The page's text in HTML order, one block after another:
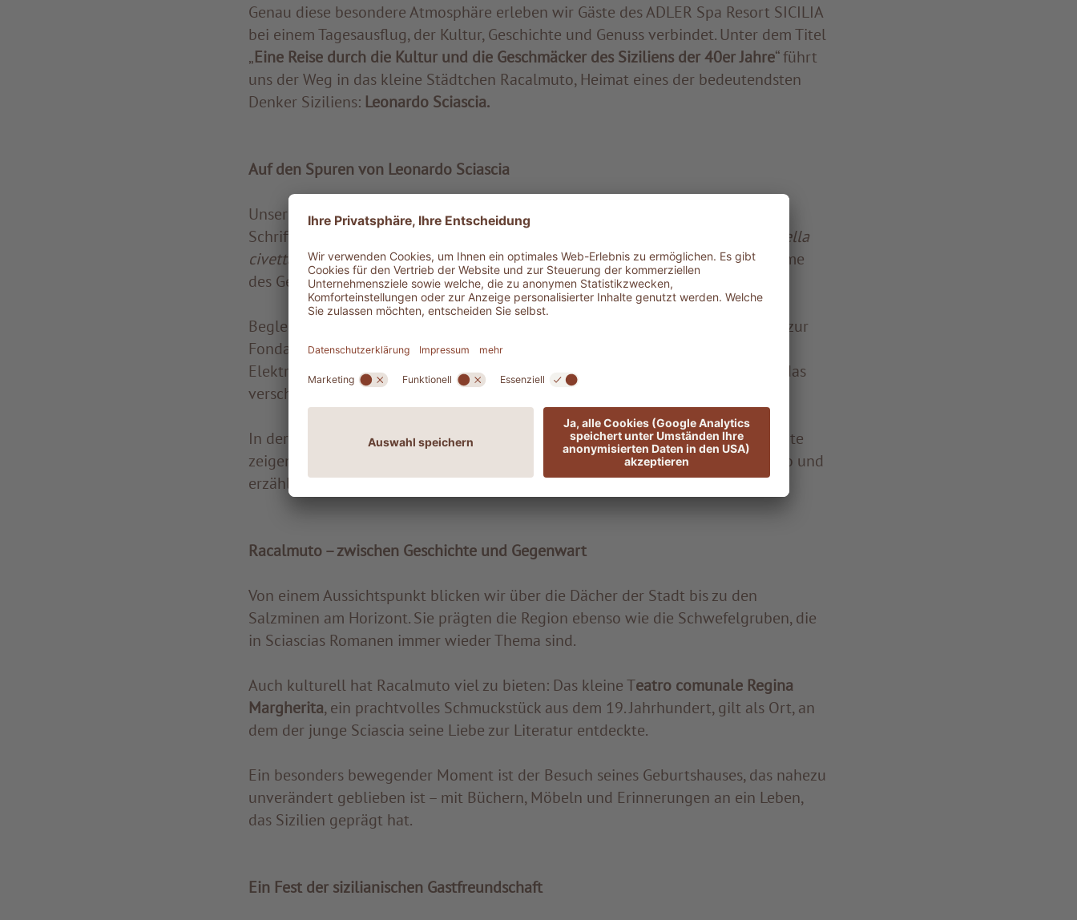
Genau diese besondere Atmosphäre erleben wir Gäste des ADLER Spa Resort SICILIA
bei einem Tagesausflug, der Kultur, Geschichte und Genuss verbindet. Unter dem Titel
„Eine Reise durch die Kultur und die Geschmäcker des Siziliens der 40er Jahre“ führt
uns der Weg in das kleine Städtchen Racalmuto, Heimat eines der bedeutendsten
Denker Siziliens: Leonardo Sciascia.
Auf den Spuren von Leonardo Sciascia
Unser Treffpunkt ist ein Denkmal aus Marmorbüchern, das an den berühmten
Schriftsteller erinnert. Sciascia wurde mit seinem Anti-Mafia-Roman
Il giorno della
civetta
weit über Italien hinaus bekannt. Seine Werke gelten bis heute als Stimme
des Gewissens und wurden in zahlreiche Sprachen übersetzt.
Begleitet werden wir von Salvatore, von allen liebevoll „Totò“ genannt, der uns zur
Fondazione Leonardo Sciascia führt. Sie befindet sich in einem ehemaligen
Elektrizitätswerk – ein symbolischer Ort, denn man sagt, Sciascia habe Licht in das
verschlafene Racalmuto gebracht.
In der Ausstellung begegnen wir seinem geistigen Umfeld: Briefe und Dokumente
zeigen den Austausch mit großen Intellektuellen wie Pasolini oder Italo Calvino und
erzählen von Politik, Macht und der sizilianischen Nachkriegszeit.
Racalmuto – zwischen Geschichte und Gegenwart
Von einem Aussichtspunkt blicken wir über die Dächer der Stadt bis zu den
Salzminen am Horizont. Sie prägten die Region ebenso wie die Schwefelgruben, die
in Sciascias Romanen immer wieder Thema sind.
Auch kulturell hat Racalmuto viel zu bieten: Das kleine Teatro comunale Regina
Margherita, ein prachtvolles Schmuckstück aus dem 19. Jahrhundert, gilt als Ort, an
dem der junge Sciascia seine Liebe zur Literatur entdeckte.
Ein besonders bewegender Moment ist der Besuch seines Geburtshauses, das nahezu
unverändert geblieben ist – mit Büchern, Möbeln und Erinnerungen an ein Leben,
das Sizilien geprägt hat.
Ein Fest der sizilianischen Gastfreundschaft